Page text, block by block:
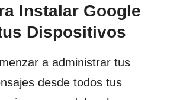
Instalar Google
Dispositivos
a administrar tus
desde todos tus